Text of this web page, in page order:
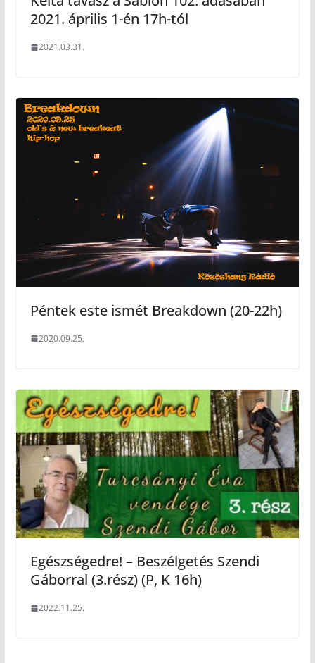
2021. április 1-én 17h-tól
2021.03.31.
Péntek este ismét Breakdown (20-22h)
2020.09.25.
Egészségedre! – Beszélgetés Szendi
Gáborral (3.rész) (P, K 16h)
2022.11.25.